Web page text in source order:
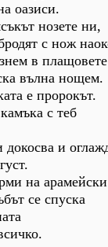
оазиси.
нозете ни,
с нож
в плащовете
вълна нощем.
е пророкът.
с теб
докосва и
на арамейски
се спуска